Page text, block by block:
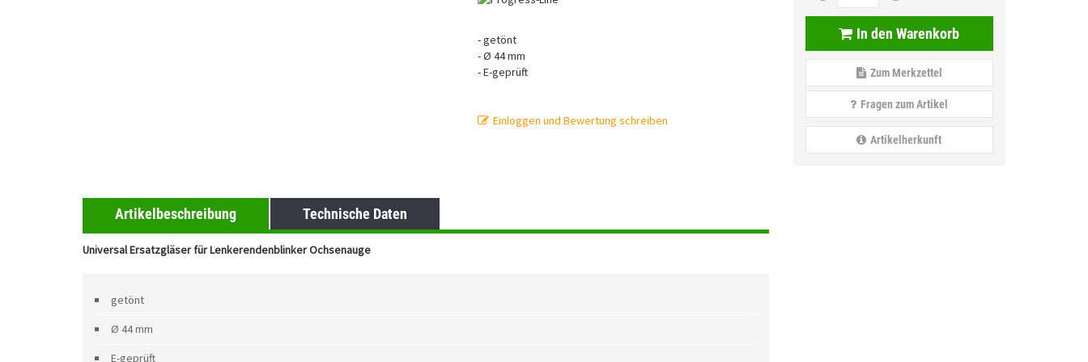
- getönt
- Ø 44 mm
- E-geprüft
Einloggen und Bewertung schreiben
In den Warenkorb
Zum Merkzettel
Fragen zum Artikel
Artikelherkunft
Artikelbeschreibung Technische Daten
Universal Ersatzgläser für Lenkerendenblinker Ochsenauge
getönt
Ø 44 mm
E-geprüft